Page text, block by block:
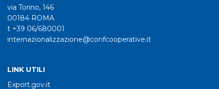
via Torino, 146
00184 ROMA
t +39 06/680001
internazionalizzazione@confcooperative.it
LINK UTILI
Export.gov.it